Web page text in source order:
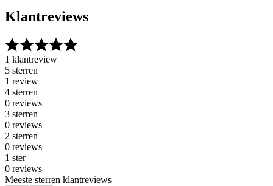
Klantreviews
1 klantreview
5 sterren
1 review
4 sterren
0 reviews
3 sterren
0 reviews
2 sterren
0 reviews
1 ster
0 reviews
Meeste sterren klantreviews